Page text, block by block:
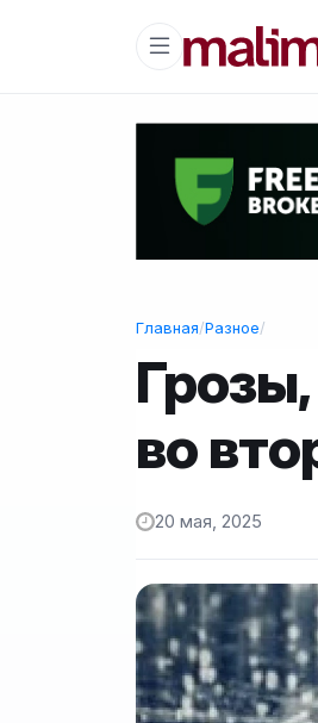
Главная/Разное/
во
20 мая, 2025